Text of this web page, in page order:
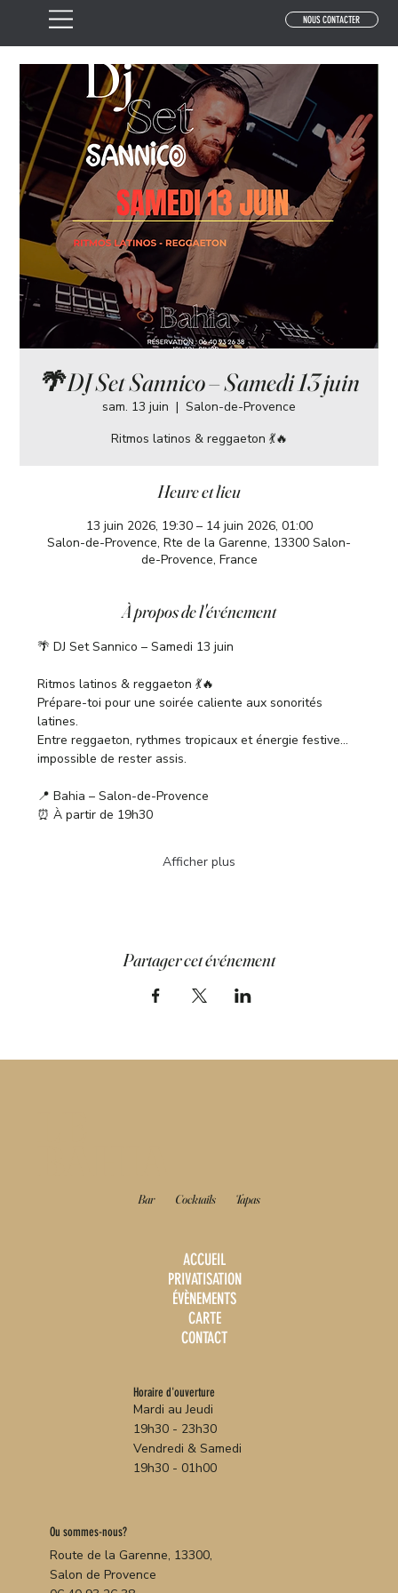
NOUS CONTACTER
🌴 DJ Set Sannico – Samedi 13 juin
sam. 13 juin
  |
Salon-de-Provence
Ritmos latinos & reggaeton 💃🔥
Heure et lieu
13 juin 2026, 19:30 – 14 juin 2026, 01:00
Salon-de-Provence, Rte de la Garenne, 13300 Salon-
de-Provence, France
À propos de l'événement
🌴 DJ Set Sannico – Samedi 13 juin
Ritmos latinos & reggaeton 💃🔥
Prépare-toi pour une soirée caliente aux sonorités
latines.
Entre reggaeton, rythmes tropicaux et énergie festive…
impossible de rester assis.
📍 Bahia – Salon-de-Provence
⏰ À partir de 19h30
Afficher plus
Partager cet événement
Bar Cocktails Tapas
ACCUEIL
PRIVATISATION
ÉVÈNEMENTS
CARTE
CONTACT
Horaire d'ouverture
Mardi au Jeudi
19h30 - 23h30
Vendredi & Samedi
19h30 - 01h00
Ou sommes-nous?
Route de la Garenne, 13300,
Salon de Provence